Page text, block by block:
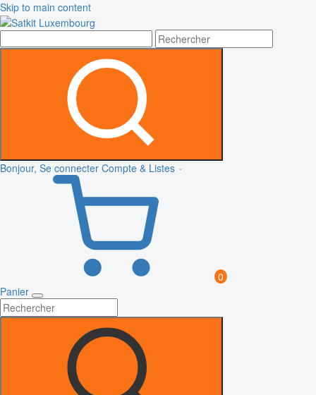
Skip to main content
Bonjour, Se connecter Compte & Listes
0
Panier